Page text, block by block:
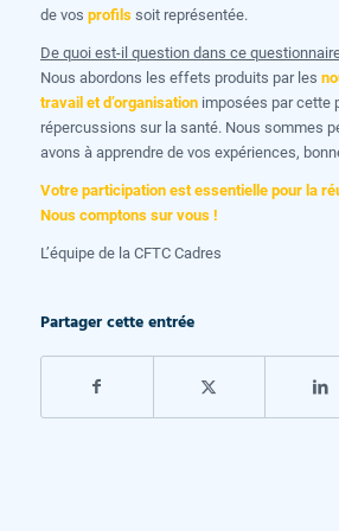
de vos profilssoit représentée.
De quoi est-il question dans ce
Nous abordons les effets produits par les
travail et d’organisationimposées par cette
répercussions sur la santé. Nous sommes
avons à apprendre de vos expériences,
Votre participation est essentielle pour la
Nous comptons sur vous !
L’équipe de la CFTC Cadres
Partager cette entrée